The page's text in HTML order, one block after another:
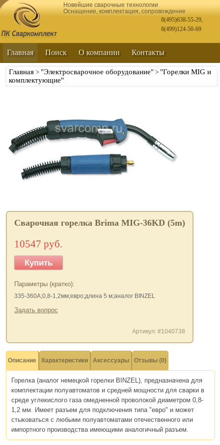
Новейшие сварочные технологии
Оснащение, комплектация, сопровождение
8(495)638-55-29,
8(499)124-50-69
Главная Поиск О компании Контакты
Главная > "Электросварочное оборудование" > "Горелки MIG и
комплектующие"
Сварочная горелка Brima MIG-36KD (5m)
10547 руб.
Купить
Параметры (кратко):
335-360А;0,8-1,2мм;евро;длина 5 м;аналог BINZEL
Задать вопрос
Артикул: #1040738
Описание Характеристики Аксессуары Отзывы (0)
Горелка (аналог немецкой горелки BINZEL), предназначена для
комплектации полуавтоматов и средней мощности для сварки в
среде углекислого газа омедненной проволокой диаметром 0,8-
1,2 мм. Имеет разъем для подключения типа "евро" и может
стыковаться с любыми полуавтоматами отечественного или
импортного производства имеющими аналогичный разъем.